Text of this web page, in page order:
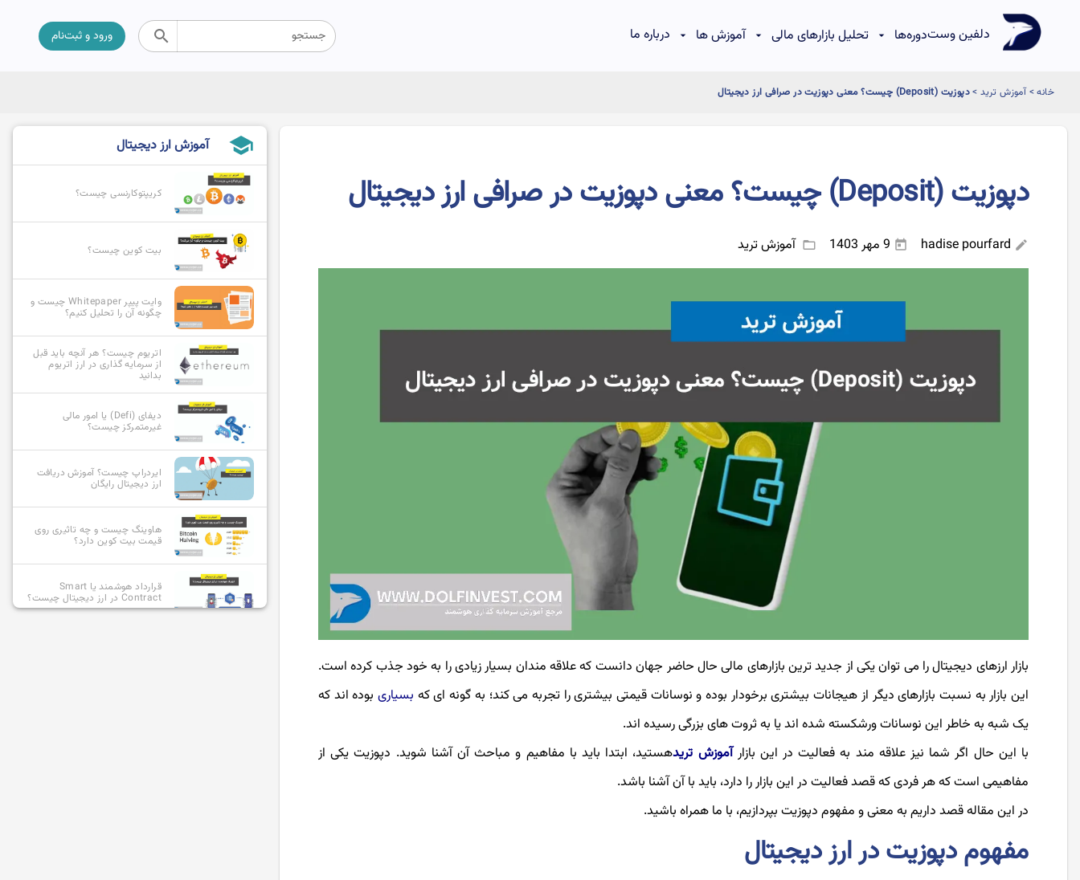
دلفین وستدوره‌ها تحلیل بازارهای مالی آموزش ها درباره ما جستجو search ورود و ثبت‌نام
خانه>آموزش ترید>دپوزیت (Deposit) چیست؟ معنی دپوزیت در صرافی ارز دیجیتال
دپوزیت (Deposit) چیست؟ معنی دپوزیت در صرافی ارز دیجیتال
edit
today
folder_open آموزش ترید
بازار ارزهای دیجیتال را می توان یکی از جدید ترین بازارهای مالی حال حاضر جهان دانست که علاقه مندان بسیار زیادی را به خود جذب کرده است.
این بازار به نسبت بازارهای دیگر از هیجانات بیشتری برخودار بوده و نوسانات قیمتی بیشتری را تجربه می کند؛ به گونه ای که بسیاریبوده اند که
یک شبه به خاطر این نوسانات ورشکسته شده اند یا به ثروت های بزرگی رسیده اند.
با این حال اگر شما نیز علاقه مند به فعالیت در این بازارآموزش تریدهستید، ابتدا باید با مفاهیم و مباحث آن آشنا شوید. دپوزیت یکی از
مفاهیمی است که هر فردی که قصد فعالیت در این بازار را دارد، باید با آن آشنا باشد.
در این مقاله قصد داریم به معنی و مفهوم دپوزیت بپردازیم، با ما همراه باشید.
مفهوم دپوزیت در ارز دیجیتال
school آموزش ارز دیجیتال
کریپتوکارنسی چیست؟
بیت کوین چیست؟
وایت پیپر Whitepaper چیست و
چگونه آن را تحلیل کنیم؟
اتریوم چیست؟ هر آنچه باید قبل
از سرمایه گذاری در ارز اتریوم
بدانید
دیفای (Defi) یا امور مالی
غیرمتمرکز چیست؟
ایردراپ چیست؟ آموزش دریافت
ارز دیجیتال رایگان
هاوینگ چیست و چه تاثیری روی
قیمت بیت کوین دارد؟
قرارداد هوشمند یا Smart
Contract در ارز دیجیتال چیست؟